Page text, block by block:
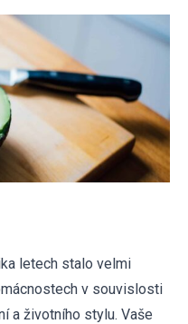
letech stalo velmi
v souvislosti
a životního stylu. Vaše